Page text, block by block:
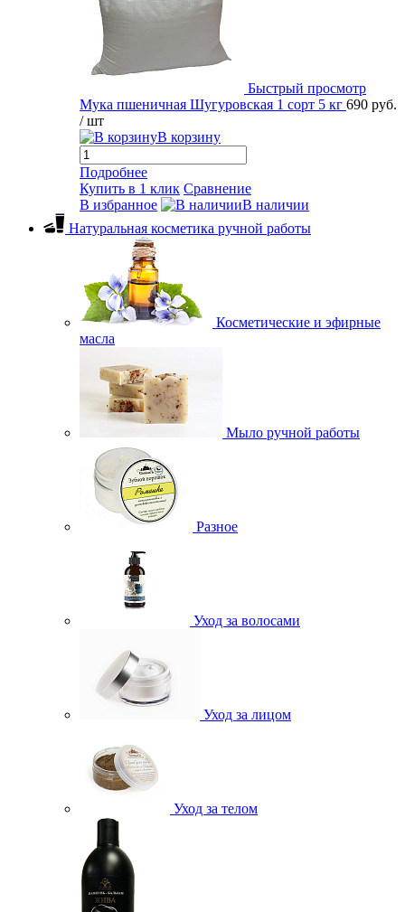
Быстрый просмотр
Мука пшеничная Шугуровская 1 сорт 5 кг 690 руб.
/ шт
В корзину
Подробнее
Купить в 1 клик Сравнение
В избранное
В наличии
Натуральная косметика ручной работы
Косметические и эфирные
масла
Мыло ручной работы
Разное
Уход за волосами
Уход за лицом
Уход за телом